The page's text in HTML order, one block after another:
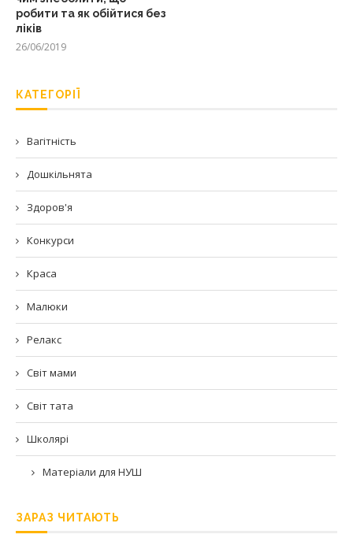
робити та як обійтися без
ліків
26/06/2019
КАТЕГОРІЇ
Вагітність
Дошкільнята
Здоров'я
Конкурси
Краса
Малюки
Релакс
Світ мами
Світ тата
Школярі
Матеріали для НУШ
ЗАРАЗ ЧИТАЮТЬ